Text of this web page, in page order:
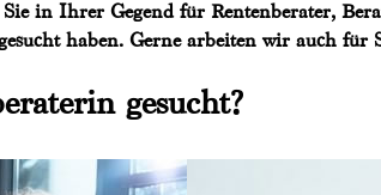
in Ihrer Gegend für Rentenberater,
haben. Gerne arbeiten wir auch für
gesucht?